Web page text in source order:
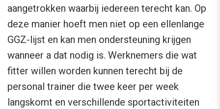
aangetrokken waarbij iedereen terecht kan. Op
deze manier hoeft men niet op een ellenlange
GGZ-lijst en kan men ondersteuning krijgen
wanneer a dat nodig is. Werknemers die wat
fitter willen worden kunnen terecht bij de
personal trainer die twee keer per week
langskomt en verschillende sportactiviteiten